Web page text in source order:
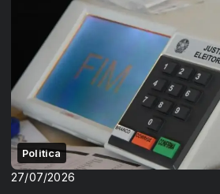
Politica
27/07/2026